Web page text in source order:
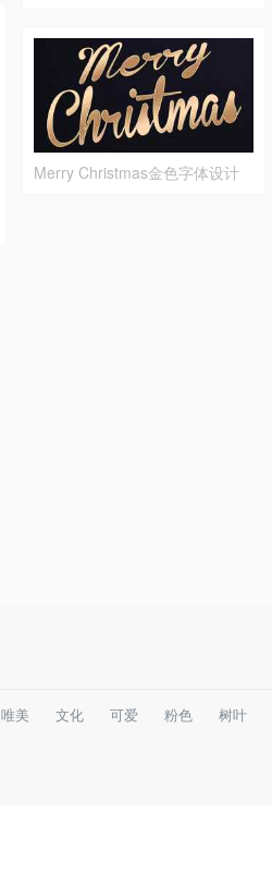
Merry Christmas金色字体设计
唯美 文化 可爱 粉色 树叶